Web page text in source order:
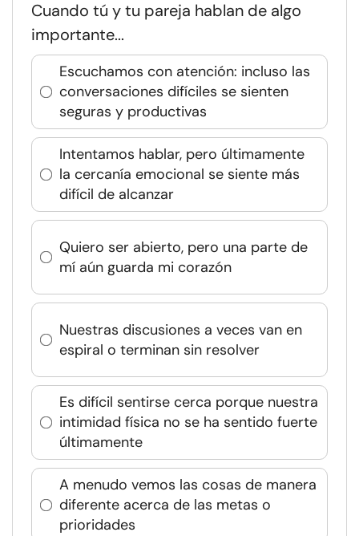
Cuando tú y tu pareja hablan de algo
importante...
Escuchamos con atención: incluso las
conversaciones difíciles se sienten
seguras y productivas
Intentamos hablar, pero últimamente
la cercanía emocional se siente más
difícil de alcanzar
Quiero ser abierto, pero una parte de
mí aún guarda mi corazón
Nuestras discusiones a veces van en
espiral o terminan sin resolver
Es difícil sentirse cerca porque nuestra
intimidad física no se ha sentido fuerte
últimamente
A menudo vemos las cosas de manera
diferente acerca de las metas o
prioridades